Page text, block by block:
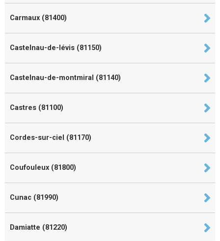
Carmaux (81400)
Castelnau-de-lévis (81150)
Castelnau-de-montmiral (81140)
Castres (81100)
Cordes-sur-ciel (81170)
Coufouleux (81800)
Cunac (81990)
Damiatte (81220)